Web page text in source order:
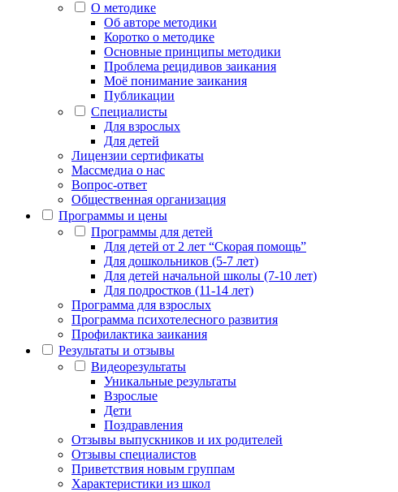
О методике
Об авторе методики
Коротко о методике
Основные принципы методики
Проблема рецидивов заикания
Моё понимание заикания
Публикации
Специалисты
Для взрослых
Для детей
Лицензии сертификаты
Массмедиа о нас
Вопрос-ответ
Общественная организация
Программы и цены
Программы для детей
Для детей от 2 лет “Скорая помощь”
Для дошкольников (5-7 лет)
Для детей начальной школы (7-10 лет)
Для подростков (11-14 лет)
Программа для взрослых
Программа психотелесного развития
Профилактика заикания
Результаты и отзывы
Видеорезультаты
Уникальные результаты
Взрослые
Дети
Поздравления
Отзывы выпускников и их родителей
Отзывы специалистов
Приветствия новым группам
Характеристики из школ